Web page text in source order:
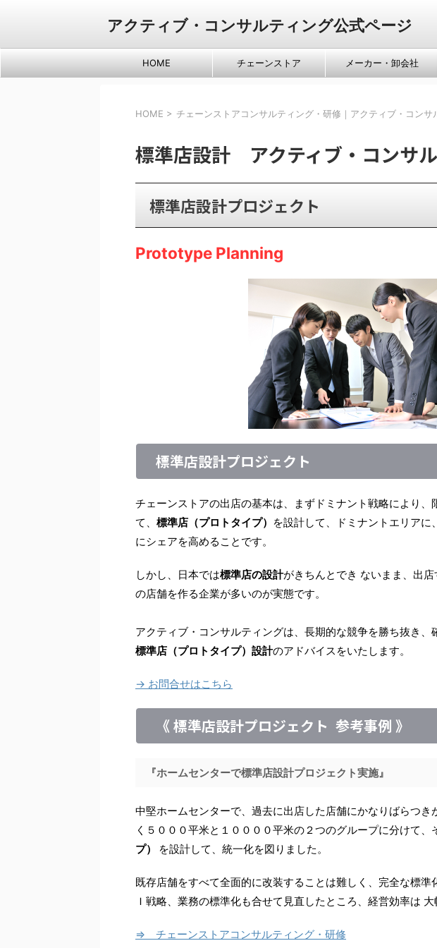
アクティブ・コンサルティング公式ページ
HOME チェーンストア メーカー・卸会社
HOME > チェーンストアコンサルティング・研修｜アクティブ・コンサ
標準店設計 アクティブ・コンサ
標準店設計プロジェクト
Prototype Planning
標準店設計プロジェクト
チェーンストアの出店の基本は、まずドミナント戦略により、
て、 標準店（プロトタイプ） を設計して、ドミナントエリア
にシェアを高めることです。
しかし、日本では標準店の設計がきちんとでき ないまま、出
の店舗を作る企業が多いのが実態です。
アクティブ・コンサルティングは、長期的な競争を勝ち抜き、
標準店（プロトタイプ）設計のアドバイスをいたします。
→ お問合せはこちら
《 標準店設計プロジェクト 参考事例 》
『ホームセンターで標準店設計プロジェクト実施』
中堅ホームセンターで、過去に出店した店舗にかなりばらつき
く５０００平米と１００００平米の２つのグループに分けて、
プ）
を設計して、統一化を図りました。
既存店舗をすべて全面的に改装することは難しく、完全な標準
Ｉ戦略、業務の標準化も合せて見直したところ、経営効率は 大
⇒ チェーンストアコンサルティング・研修